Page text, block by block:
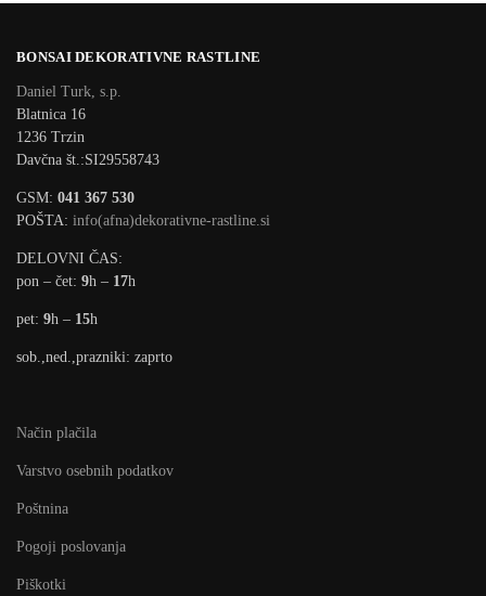
BONSAI DEKORATIVNE RASTLINE
Daniel Turk, s.p.
Blatnica 16
1236 Trzin
Davčna št.:SI29558743
GSM: 041 367 530
POŠTA: info(afna)dekorativne-rastline.si
DELOVNI ČAS:
pon – čet: 9h – 17h
pet: 9h – 15h
sob.,ned.,prazniki: zaprto
Način plačila
Varstvo osebnih podatkov
Poštnina
Pogoji poslovanja
Piškotki